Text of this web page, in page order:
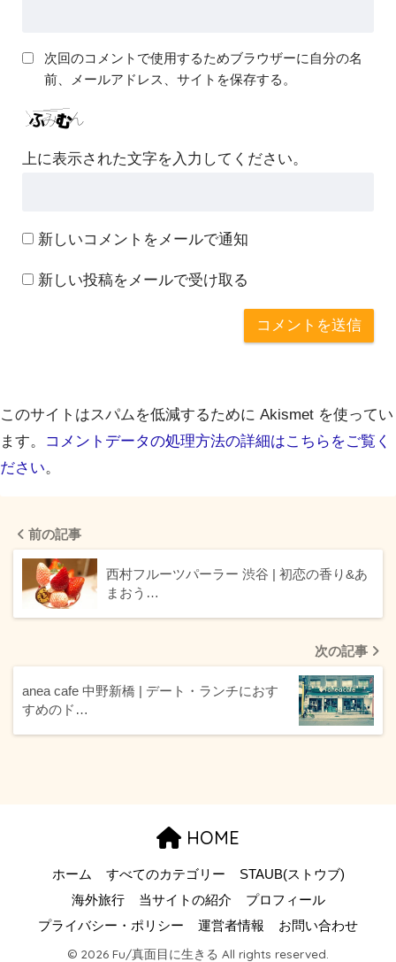
次回のコメントで使用するためブラウザーに自分の名
前、メールアドレス、サイトを保存する。
上に表示された文字を入力してください。
新しいコメントをメールで通知
新しい投稿をメールで受け取る
このサイトはスパムを低減するために Akismet を使ってい
ます。
コメントデータの処理方法の詳細はこちらをご覧く
ださい。
前の記事
西村フルーツパーラー 渋谷 | 初恋の香り&あ
まおう…
次の記事
anea cafe 中野新橋 | デート・ランチにおす
すめのド…
HOME
ホーム すべてのカテゴリー
STAUB(ストウブ)
海外旅行
当サイトの紹介
プロフィール
プライバシー・ポリシー
運営者情報 お問い合わせ
© 2026 Fu/真面目に生きる All rights reserved.